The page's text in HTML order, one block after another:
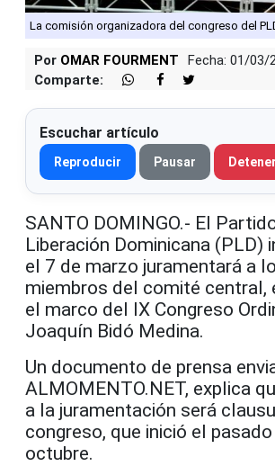
La comisión organizadora del congreso del
Por OMAR FOURMENT
Fecha: 01/03/
Comparte:
Escuchar artículo
Reproducir Pausar Detener
SANTO DOMINGO.- El
Liberación Dominicana (PLD)
el 7 de marzo juramentará a
miembros del comité central,
el marco del IX Congreso
Joaquín Bidó Medina.
Un documento de prensa
ALMOMENTO.NET, explica
a la juramentación será
congreso, que inició el
octubre.